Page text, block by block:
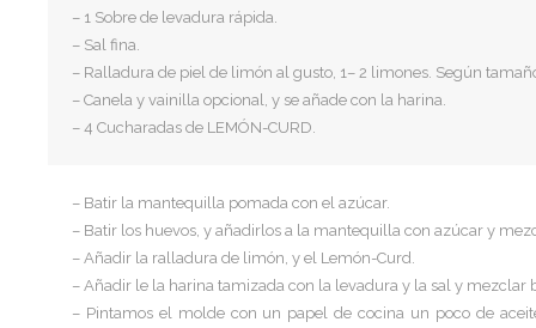
– 1 Sobre de levadura rápida.
– Sal fina.
– Ralladura de piel de limón al gusto, 1– 2 limones. Según
– Canela y vainilla opcional, y se añade con la harina.
– 4 Cucharadas de LEMÓN-CURD.
– Batir la mantequilla pomada con el azúcar.
– Batir los huevos, y añadirlos a la mantequilla con azúcar y
– Añadir la ralladura de limón, y el Lemón-Curd.
– Añadir le la harina tamizada con la levadura y la sal y mezclar
– Pintamos el molde con un papel de cocina un poco de